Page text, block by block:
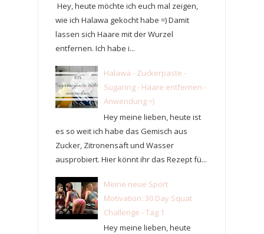
Hey, heute möchte ich euch mal zeigen,
wie ich Halawa gekocht habe =) Damit
lassen sich Haare mit der Wurzel
entfernen. Ich habe i...
Halawa - Zuckerpaste -
Sugaring - Haare entfernen -
Anwendung =)
Hey meine lieben, heute ist
es so weit ich habe das Gemisch aus
Zucker, Zitronensaft und Wasser
ausprobiert. Hier könnt ihr das Rezept fü...
Meine neue Sport
Motivation: 30 Day Squat
Challenge - Tag 1
Hey meine lieben, heute